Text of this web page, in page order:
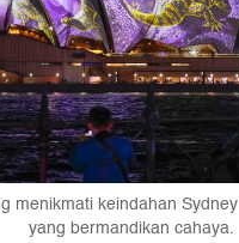
menikmati keindahan
yang bermandikan cahaya.